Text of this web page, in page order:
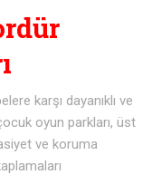
karşı dayanıklı ve
oyun parkları, üst
ve koruma